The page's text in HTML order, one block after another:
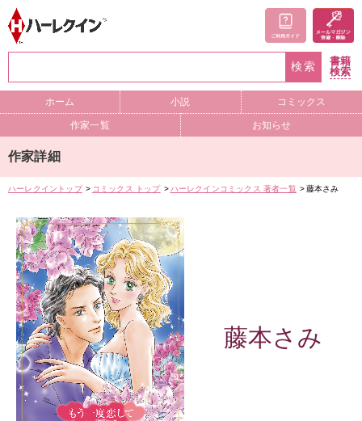
検索
書籍
検索
ホーム 小説 コミックス
作家一覧 お知らせ
作家詳細
ハーレクイントップ コミックス トップ ハーレクインコミックス 著者一覧 藤本さみ
藤本さみ